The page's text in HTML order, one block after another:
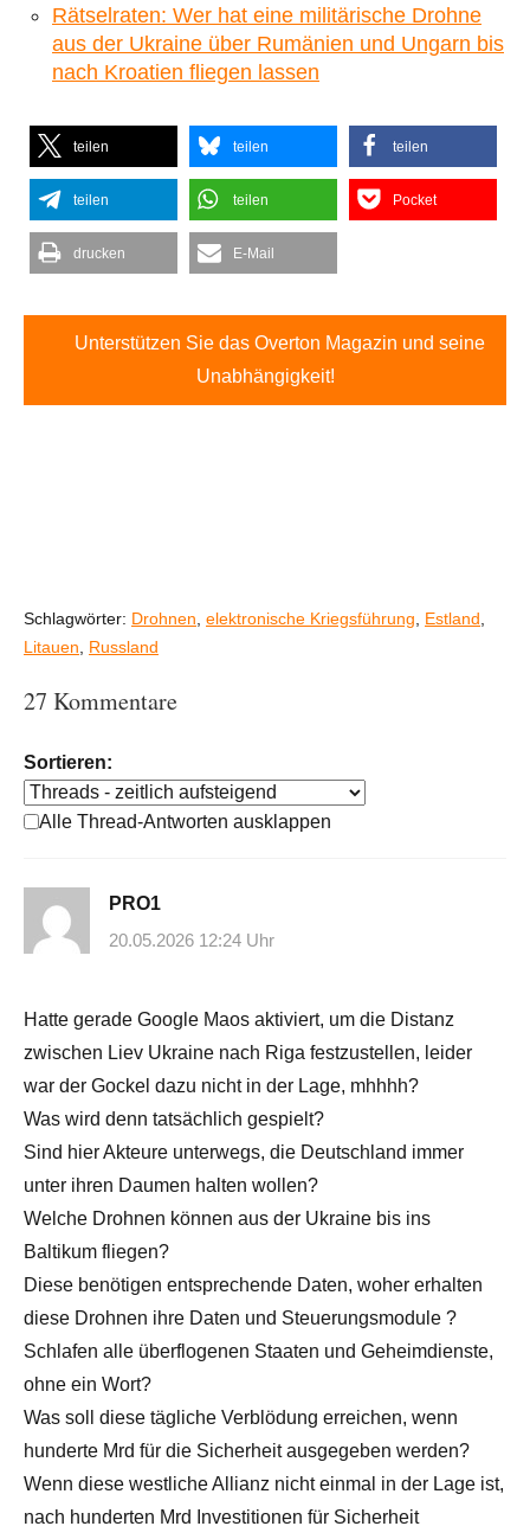
Rätselraten: Wer hat eine militärische Drohne
aus der Ukraine über Rumänien und Ungarn bis
nach Kroatien fliegen lassen
teilen teilen teilen
teilen teilen Pocket
drucken E-Mail
Unterstützen Sie das Overton Magazin und seine
Unabhängigkeit!
Schlagwörter: Drohnen elektronische Kriegsführung Estland
Litauen
Russland
27 Kommentare
Sortieren:
Alle Thread-Antworten ausklappen
PRO1
20.05.2026 12:24 Uhr
Hatte gerade Google Maos aktiviert, um die Distanz
zwischen Liev Ukraine nach Riga festzustellen, leider
war der Gockel dazu nicht in der Lage, mhhhh?
Was wird denn tatsächlich gespielt?
Sind hier Akteure unterwegs, die Deutschland immer
unter ihren Daumen halten wollen?
Welche Drohnen können aus der Ukraine bis ins
Baltikum fliegen?
Diese benötigen entsprechende Daten, woher erhalten
diese Drohnen ihre Daten und Steuerungsmodule ?
Schlafen alle überflogenen Staaten und Geheimdienste,
ohne ein Wort?
Was soll diese tägliche Verblödung erreichen, wenn
hunderte Mrd für die Sicherheit ausgegeben werden?
Wenn diese westliche Allianz nicht einmal in der Lage ist,
nach hunderten Mrd Investitionen für Sicherheit